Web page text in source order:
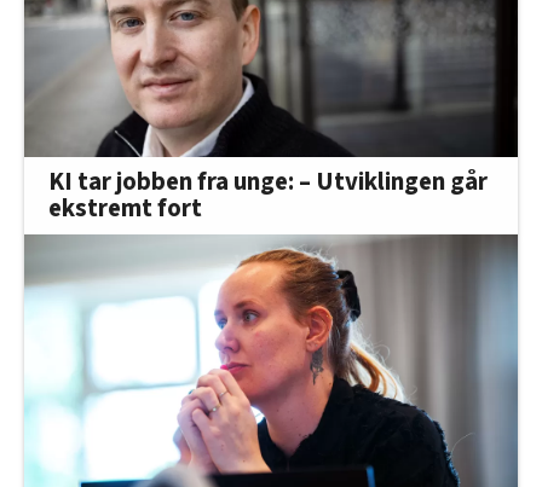
KI tar jobben fra unge: – Utviklingen går
ekstremt fort